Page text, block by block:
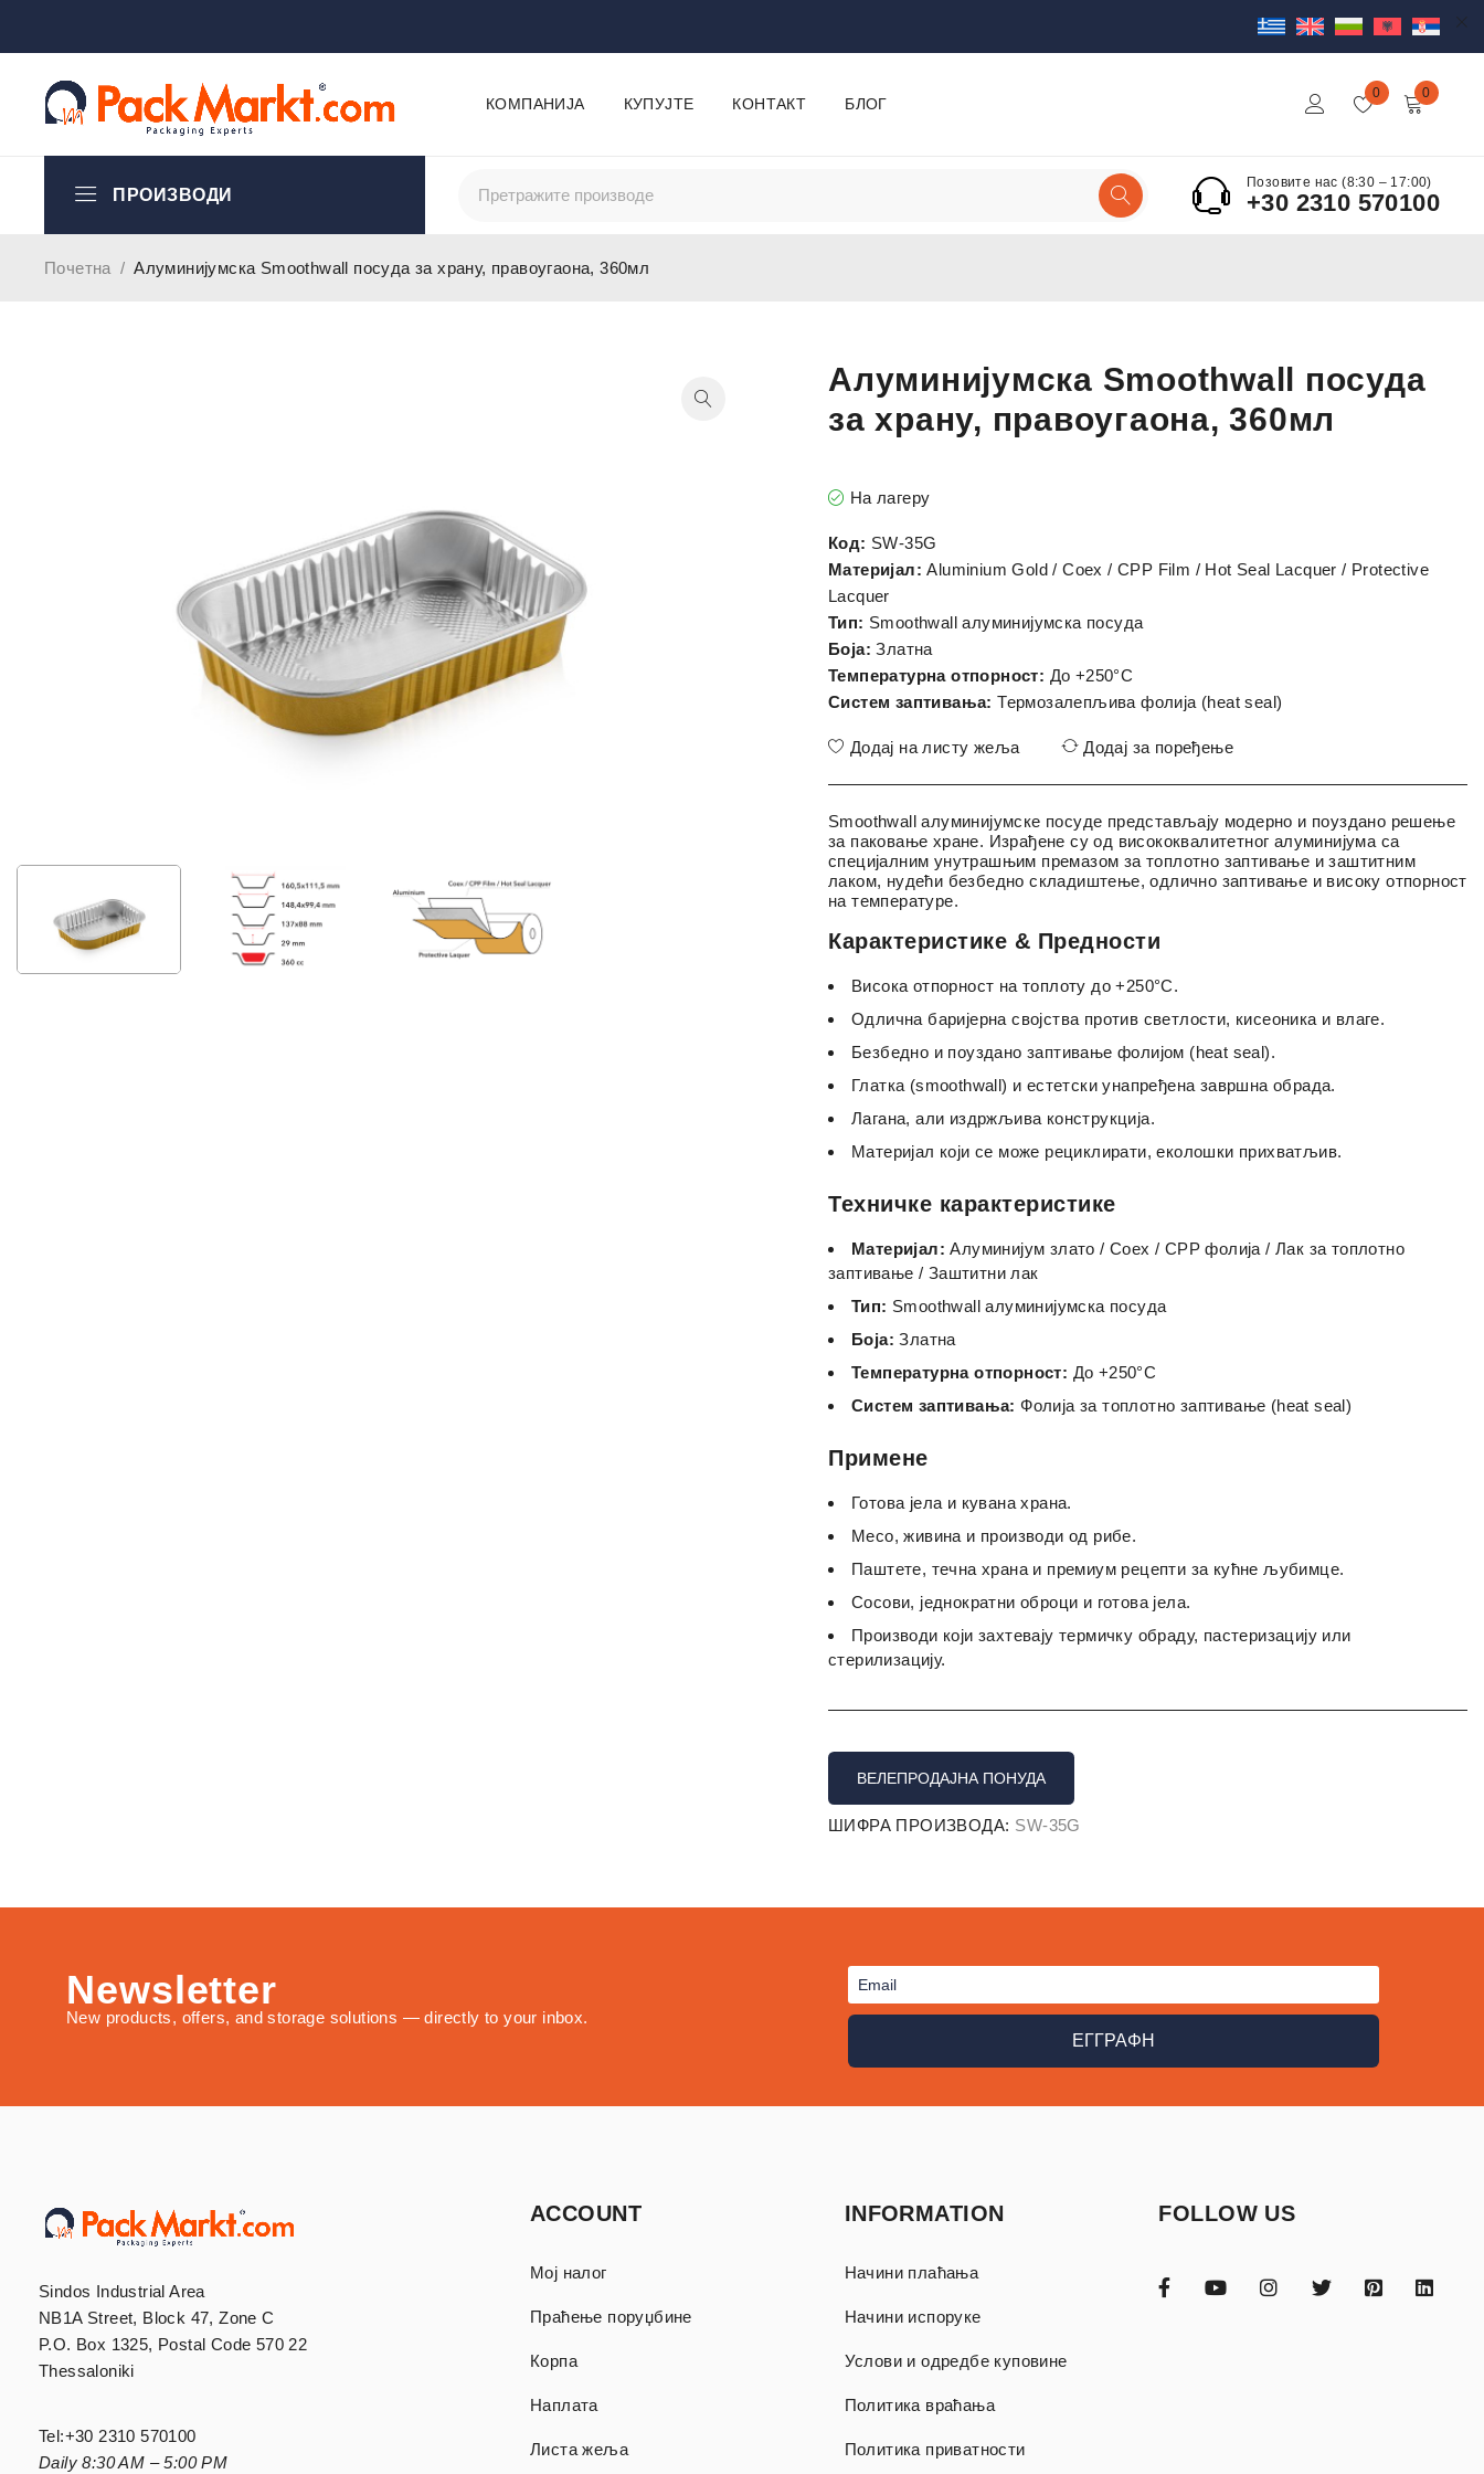
КОМПАНИЈА КУПУЈТЕ КОНТАКТ БЛОГ
0 0
ПРОИЗВОДИ
Позовите нас (8:30 – 17:00)
+30 2310 570100
Почетна / Алуминијумска Smoothwall посуда за храну, правоугаона, 360мл
Алуминијумска Smoothwall посуда
за храну, правоугаона, 360мл
На лагеру
Код: SW-35G
Материјал: Aluminium Gold / Coex / CPP Film / Hot Seal Lacquer / Protective
Lacquer
Тип: Smoothwall алуминијумска посуда
Боја: Златна
Температурна отпорност: До +250°C
Систем заптивања: Термозалепљива фолија (heat seal)
Додај на листу жеља Додај за поређење
Smoothwall алуминијумске посуде представљају модерно и поуздано решење
за паковање хране. Израђене су од висококвалитетног алуминијума са
специјалним унутрашњим премазом за топлотно заптивање и заштитним
лаком, нудећи безбедно складиштење, одлично заптивање и високу отпорност
на температуре.
Карактеристике & Предности
Висока отпорност на топлоту до +250°C.
Одлична баријерна својства против светлости, кисеоника и влаге.
Безбедно и поуздано заптивање фолијом (heat seal).
Глатка (smoothwall) и естетски унапређена завршна обрада.
Лагана, али издржљива конструкција.
Материјал који се може рециклирати, еколошки прихватљив.
Техничке карактеристике
Материјал: Алуминијум злато / Coex / CPP фолија / Лак за топлотно
заптивање / Заштитни лак
Тип: Smoothwall алуминијумска посуда
Боја: Златна
Температурна отпорност: До +250°C
Систем заптивања: Фолија за топлотно заптивање (heat seal)
Примене
Готова јела и кувана храна.
Месо, живина и производи од рибе.
Паштете, течна храна и премиум рецепти за кућне љубимце.
Сосови, једнократни оброци и готова јела.
Производи који захтевају термичку обраду, пастеризацију или
стерилизацију.
ВЕЛЕПРОДАЈНА ПОНУДА
ШИФРА ПРОИЗВОДА: SW-35G
Newsletter
New products, offers, and storage solutions — directly to your inbox.
ΕΓΓΡΑΦΗ
Sindos Industrial Area
NB1A Street, Block 47, Zone C
P.O. Box 1325, Postal Code 570 22
Thessaloniki
Tel:+30 2310 570100
Daily 8:30 AM – 5:00 PM
ACCOUNT
Мој налог
Праћење поруџбине
Корпа
Наплата
Листа жеља
INFORMATION
Начини плаћања
Начини испоруке
Услови и одредбе куповине
Политика враћања
Политика приватности
FOLLOW US